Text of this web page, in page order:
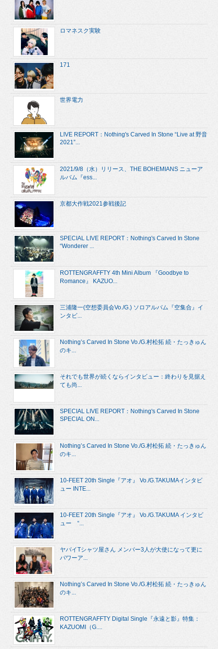
ロマネスク実験
171
世界電力
LIVE REPORT：Nothing's Carved In Stone “Live at 野音
2021”...
2021/9/8（水）リリース、THE BOHEMIANS ニューア
ルバム『ess...
京都大作戦2021参戦後記
SPECIAL LIVE REPORT：Nothing's Carved In Stone
“Wonderer ...
ROTTENGRAFFTY 4th Mini Album 『Goodbye to
Romance』 KAZUO...
三浦隆一(空想委員会Vo./G.) ソロアルバム『空集合』イ
ンタビ...
Nothing’s Carved In Stone Vo./G.村松拓 続・たっきゅん
のキ...
それでも世界が続くならインタビュー：終わりを見据え
ても尚...
SPECIAL LIVE REPORT：Nothing's Carved In Stone
SPECIAL ON...
Nothing’s Carved In Stone Vo./G.村松拓 続・たっきゅん
のキ...
10-FEET 20th Single『アオ』 Vo./G.TAKUMAインタビ
ュー INTE...
10-FEET 20th Single『アオ』 Vo./G.TAKUMA インタビ
ュー “...
ヤバイTシャツ屋さん メンバー3人が大使になって更に
パワーア...
Nothing’s Carved In Stone Vo./G.村松拓 続・たっきゅん
のキ...
ROTTENGRAFFTY Digital Single『永遠と影』特集：
KAZUOMI（G....